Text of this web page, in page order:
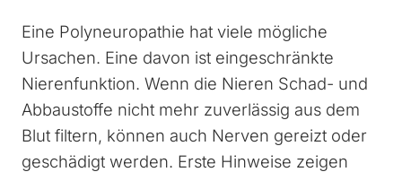
Eine Polyneuropathie hat viele mögliche
Ursachen. Eine davon ist eingeschränkte
Nierenfunktion. Wenn die Nieren Schad- und
Abbaustoffe nicht mehr zuverlässig aus dem
Blut filtern, können auch Nerven gereizt oder
geschädigt werden. Erste Hinweise zeigen